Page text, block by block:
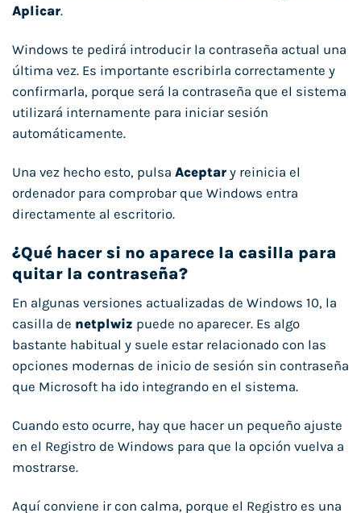
Aplicar.
Windows te pedirá introducir la contraseña actual una
última vez. Es importante escribirla correctamente y
confirmarla, porque será la contraseña que el sistema
utilizará internamente para iniciar sesión
automáticamente.
Una vez hecho esto, pulsa Aceptar y reinicia el
ordenador para comprobar que Windows entra
directamente al escritorio.
¿Qué hacer si no aparece la casilla para
quitar la contraseña?
En algunas versiones actualizadas de Windows 10, la
casilla de netplwiz puede no aparecer. Es algo
bastante habitual y suele estar relacionado con las
opciones modernas de inicio de sesión sin contraseña
que Microsoft ha ido integrando en el sistema.
Cuando esto ocurre, hay que hacer un pequeño ajuste
en el Registro de Windows para que la opción vuelva a
mostrarse.
Aquí conviene ir con calma, porque el Registro es una